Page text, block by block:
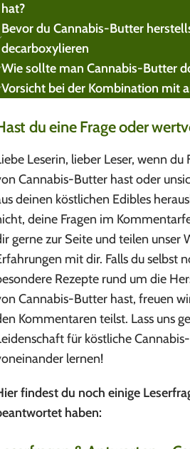
hat?
Bevor du Cannabis-Butter
decarboxylieren
Wie sollte man Cannabis-Butter
Vorsicht bei der Kombination mit
du eine Frage oder
Leserin, lieber Leser, wenn du
Cannabis-Butter hast oder
deinen köstlichen Edibles
deine Fragen im
gerne zur Seite und teilen unser
mit dir. Falls du selbst
Rezepte rund um die
Cannabis-Butter hast, freuen
Kommentaren teilst. Lass uns
für köstliche
lernen!
findest du noch einige
haben: